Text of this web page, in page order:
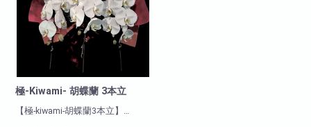
極-Kiwami- 胡蝶蘭 3本立
【極-kiwami-胡蝶蘭3本立】